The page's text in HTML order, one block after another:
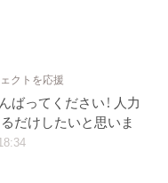
クトを応援
ばってください！ 人力
だけしたいと思いま